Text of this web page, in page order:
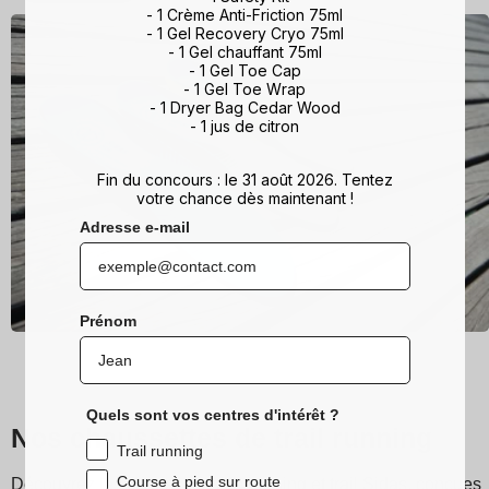
Nos chaussettes de trail running
Découvrez les chaussettes de running et trail Sidas, conçues
- 1 Crème Anti-Friction 75ml
- 1 Gel Recovery Cryo 75ml
- 1 Gel chauffant 75ml
- 1 Gel Toe Cap
- 1 Gel Toe Wrap
- 1 Dryer Bag Cedar Wood
- 1 jus de citron
Fin du concours : le 31 août 2026. Tentez
votre chance dès maintenant !
Adresse e-mail
Prénom
Quels sont vos centres d'intérêt ?
Trail running
Course à pied sur route